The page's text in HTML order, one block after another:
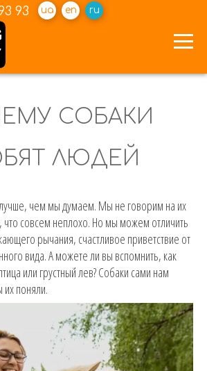
93 ua en ru
СОБАКИ
ЛЮДЕЙ
чем мы думаем. Мы не говорим на их
что совсем неплохо. Но мы можем отличить
рычания, счастливое приветствие от
вида. А можете ли вы вспомнить, как
или грустный лев? Собаки сами нам
поняли.